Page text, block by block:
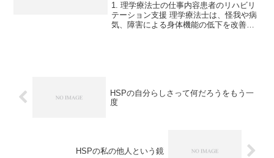
1. 理学療法士の仕事内容患者のリハビリ
テーション支援 理学療法士は、怪我や病
気、障害による身体機能の低下を改善す
HSPの自分らしさって何だろうをもう一
度
HSPの私の他人という鏡